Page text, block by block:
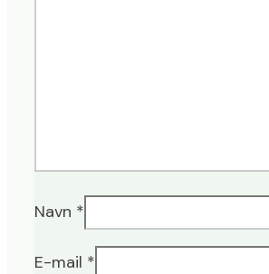
Navn *
E-mail *